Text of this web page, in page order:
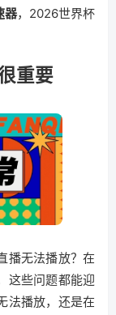
器，2026世界杯
重要
播无法播放？在
这些问题都能迎
法播放，还是在